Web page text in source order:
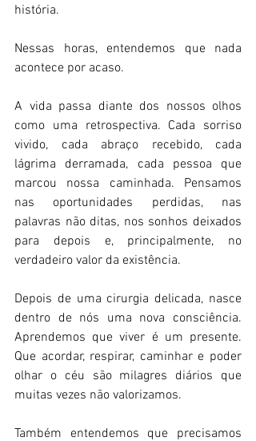
história.
Nessas horas, entendemos que nada
acontece por acaso.
A vida passa diante dos nossos olhos
como uma retrospectiva. Cada sorriso
vivido, cada abraço recebido, cada
lágrima derramada, cada pessoa que
marcou nossa caminhada. Pensamos
nas oportunidades perdidas, nas
palavras não ditas, nos sonhos deixados
para depois e, principalmente, no
verdadeiro valor da existência.
Depois de uma cirurgia delicada, nasce
dentro de nós uma nova consciência.
Aprendemos que viver é um presente.
Que acordar, respirar, caminhar e poder
olhar o céu são milagres diários que
muitas vezes não valorizamos.
Também entendemos que precisamos